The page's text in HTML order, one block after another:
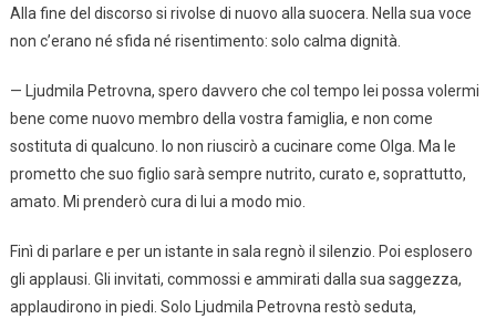
Alla fine del discorso si rivolse di nuovo alla suocera. Nella sua voce
non c’erano né sfida né risentimento: solo calma dignità.
— Ljudmila Petrovna, spero davvero che col tempo lei possa volermi
bene come nuovo membro della vostra famiglia, e non come
sostituta di qualcuno. Io non riuscirò a cucinare come Olga. Ma le
prometto che suo figlio sarà sempre nutrito, curato e, soprattutto,
amato. Mi prenderò cura di lui a modo mio.
Finì di parlare e per un istante in sala regnò il silenzio. Poi esplosero
gli applausi. Gli invitati, commossi e ammirati dalla sua saggezza,
applaudirono in piedi. Solo Ljudmila Petrovna restò seduta,